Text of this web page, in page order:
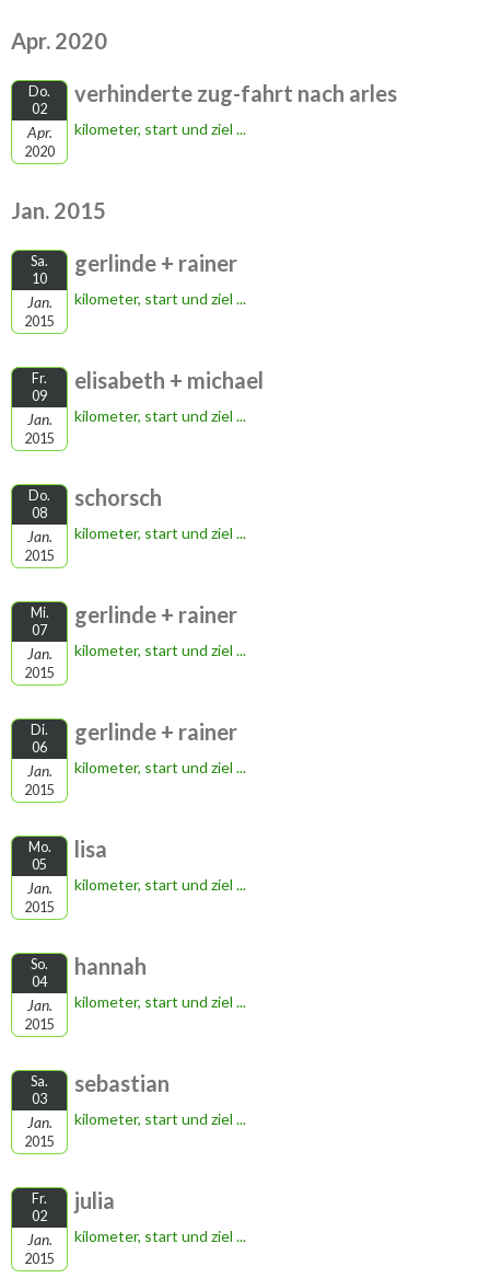
Apr. 2020
Do.
02
Apr.
2020
verhinderte zug-fahrt nach arles
kilometer, start und ziel ...
Jan. 2015
Sa.
10
Jan.
2015
gerlinde + rainer
kilometer, start und ziel ...
Fr.
09
Jan.
2015
elisabeth + michael
kilometer, start und ziel ...
Do.
08
Jan.
2015
schorsch
kilometer, start und ziel ...
Mi.
07
Jan.
2015
gerlinde + rainer
kilometer, start und ziel ...
Di.
06
Jan.
2015
gerlinde + rainer
kilometer, start und ziel ...
Mo.
05
Jan.
2015
lisa
kilometer, start und ziel ...
So.
04
Jan.
2015
hannah
kilometer, start und ziel ...
Sa.
03
Jan.
2015
sebastian
kilometer, start und ziel ...
Fr.
02
Jan.
2015
julia
kilometer, start und ziel ...